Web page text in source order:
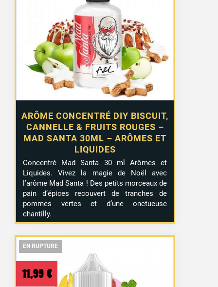
ARÔME CONCENTRÉ DIY BISCUIT,
CANNELLE & FRUITS ROUGES –
MAD SANTA 30ML – ARÔMES ET
LIQUIDES
Concentré Mad Santa 30 ml Arômes et
Liquides. Vivez la magie de Noël avec
l’arôme Mad Santa ! Des petits morceaux de
pain d’épices recouvert de tranches de
pommes vertes et d’une onctueuse
chantilly.
EN RUPTURE
EN RUPTURE
11,99 €
EN RUPTURE